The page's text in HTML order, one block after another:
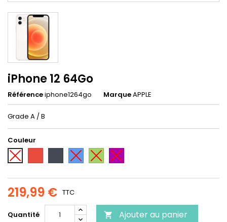
iPhone 12 64Go
Référenceiphone1264go MarqueAPPLE
Grade A / B
Couleur
Blanc
Bleu Vert Violet
219,99 € TTC
Quantité  Ajouter au panier